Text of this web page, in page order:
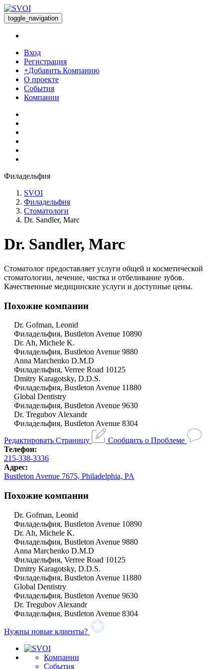
toggle_navigation
Вход
Регистрация
+Добавить Компанию
О проекте
События
Компании
Филадельфия
SVOI
Филадельфия
Стоматологи
Dr. Sandler, Marc
Dr. Sandler, Marc
Стоматолог предоставляет услуги общей и косметической
стоматологии, лечение, чистка и отбеливание зубов.
Качественные медицинские услуги и доступные цены.
Похожие компании
Dr. Gofman, Leonid
Филадельфия, Bustleton Avenue 10890
Dr. Ah, Michele K.
Филадельфия, Bustleton Avenue 9880
Anna Marchenko D.M.D
Филадельфия, Verree Road 10125
Dmitry Karagotsky, D.D.S.
Филадельфия, Bustleton Avenue 11880
Global Dentistry
Филадельфия, Bustleton Avenue 9630
Dr. Tregubov Alexandr
Филадельфия, Bustleton Avenue 8304
Редактировать Страницу
Сообщить о Проблеме
Телефон:
215-338-3336
Адрес:
Bustleton Avenue 7675, Philadelphia, PA
Похожие компании
Dr. Gofman, Leonid
Филадельфия, Bustleton Avenue 10890
Dr. Ah, Michele K.
Филадельфия, Bustleton Avenue 9880
Anna Marchenko D.M.D
Филадельфия, Verree Road 10125
Dmitry Karagotsky, D.D.S.
Филадельфия, Bustleton Avenue 11880
Global Dentistry
Филадельфия, Bustleton Avenue 9630
Dr. Tregubov Alexandr
Филадельфия, Bustleton Avenue 8304
Нужны новые клиенты?
Компании
События